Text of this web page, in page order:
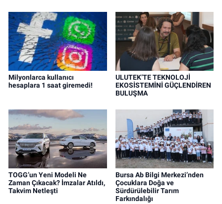
Milyonlarca kullanıcı
hesaplara 1 saat giremedi!
ULUTEK’TE TEKNOLOJİ
EKOSİSTEMİNİ GÜÇLENDİREN
BULUŞMA
TOGG’un Yeni Modeli Ne
Zaman Çıkacak? İmzalar Atıldı,
Takvim Netleşti
Bursa Ab Bilgi Merkezi’nden
Çocuklara Doğa ve
Sürdürülebilir Tarım
Farkındalığı